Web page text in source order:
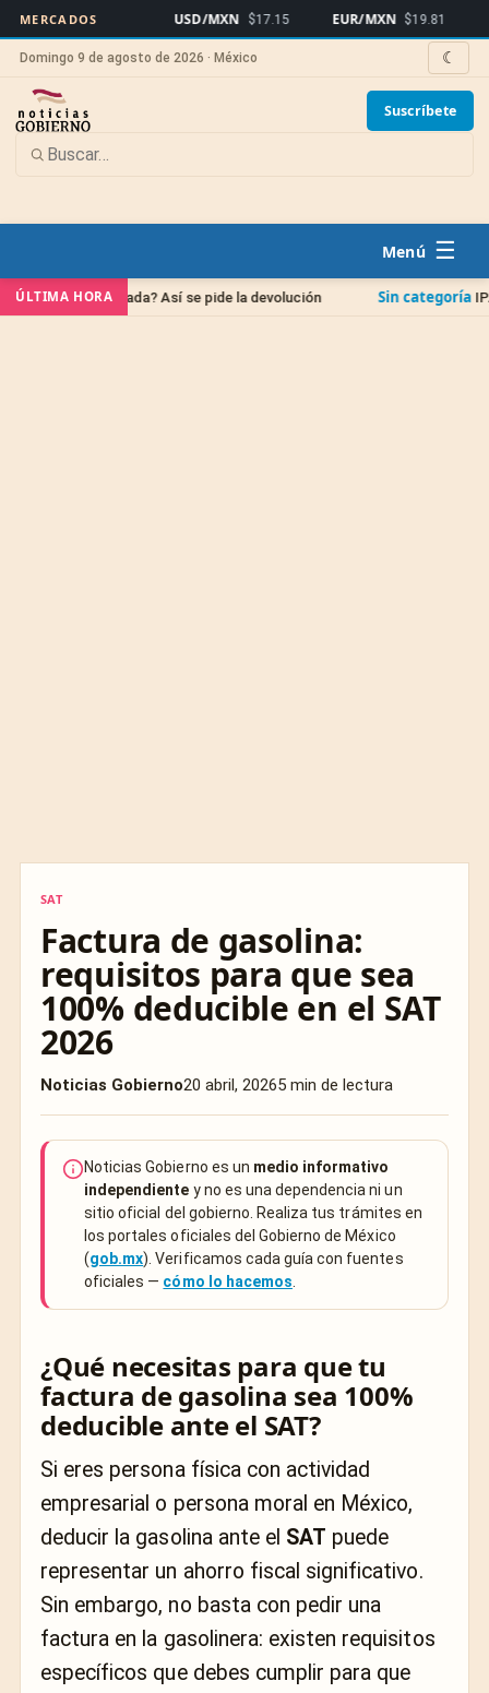
MERCADOS USD/MXN $17.15 EUR/MXN $19.81
Domingo 9 de agosto de 2026 · México ☾
Suscríbete
☰
ÚLTIMA HORA
Así se pide la devolución Sin categoría IPAB: qué pasa
SAT
Factura de gasolina:
requisitos para que sea
100% deducible en el SAT
2026
Noticias Gobierno20 abril, 20265 min de lectura
Noticias Gobierno es un medio informativo
independiente y no es una dependencia ni un
sitio oficial del gobierno. Realiza tus trámites en
los portales oficiales del Gobierno de México
(gob.mx). Verificamos cada guía con fuentes
oficiales — cómo lo hacemos
¿Qué necesitas para que tu
factura de gasolina sea 100%
deducible ante el SAT?
Si eres persona física con actividad
empresarial o persona moral en México,
deducir la gasolina ante el SAT puede
representar un ahorro fiscal significativo.
Sin embargo, no basta con pedir una
factura en la gasolinera: existen requisitos
específicos que debes cumplir para que